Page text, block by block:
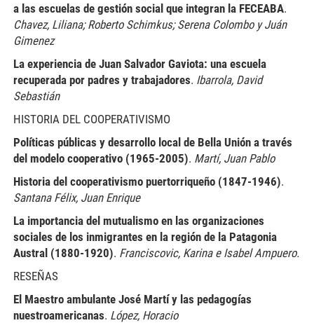
a las escuelas de gestión social que integran la FECEABA.
Chavez, Liliana; Roberto Schimkus; Serena Colombo y Juán
Gimenez
La experiencia de Juan Salvador Gaviota: una escuela
recuperada por padres y trabajadores. Ibarrola, David
Sebastián
HISTORIA DEL COOPERATIVISMO
Políticas públicas y desarrollo local de Bella Unión a través
del modelo cooperativo (1965-2005). Martí, Juan Pablo
Historia del cooperativismo puertorriqueño (1847-1946).
Santana Félix, Juan Enrique
La importancia del mutualismo en las organizaciones
sociales de los inmigrantes en la región de la Patagonia
Austral (1880-1920). Franciscovic, Karina e Isabel Ampuero.
RESEÑAS
El Maestro ambulante José Martí y las pedagogías
nuestroamericanas. López, Horacio